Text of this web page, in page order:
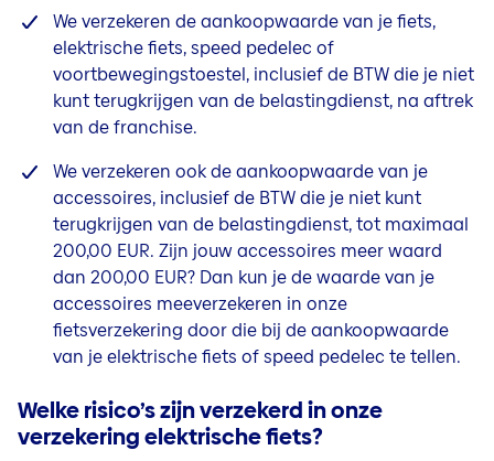
We verzekeren de aankoopwaarde van je fiets,
elektrischefiets, speed pedelec of
voortbewegingstoestel, inclusief de BTW die je niet
kunt terugkrijgen van de belastingdienst, na aftrek
van de franchise.
We verzekeren ook de aankoopwaarde van je
accessoires, inclusief de BTW die je niet kunt
terugkrijgen van de belastingdienst, tot maximaal
200,00 EUR. Zijn jouw accessoires meer waard
dan 200,00 EUR? Dan kun je de waarde van je
accessoires meeverzekeren in onze
fietsverzekering door die bij de aankoopwaarde
van jeelektrischefiets of speed pedelec te tellen.
Welke risico’s zijn verzekerd in onze
verzekering elektrische fiets?